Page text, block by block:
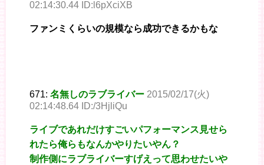
02:14:30.44 ID:l6pXciXB
ファンミくらいの規模なら成功できるかもな
671: 名無しのラブライバー 2015/02/17(火)
02:14:48.64 ID:/3HjliQu
ライブであれだけすごいパフォーマンス見せら
れたら俺らもなんかやりたいやん？
制作側にラブライバーすげえって思わせたいや